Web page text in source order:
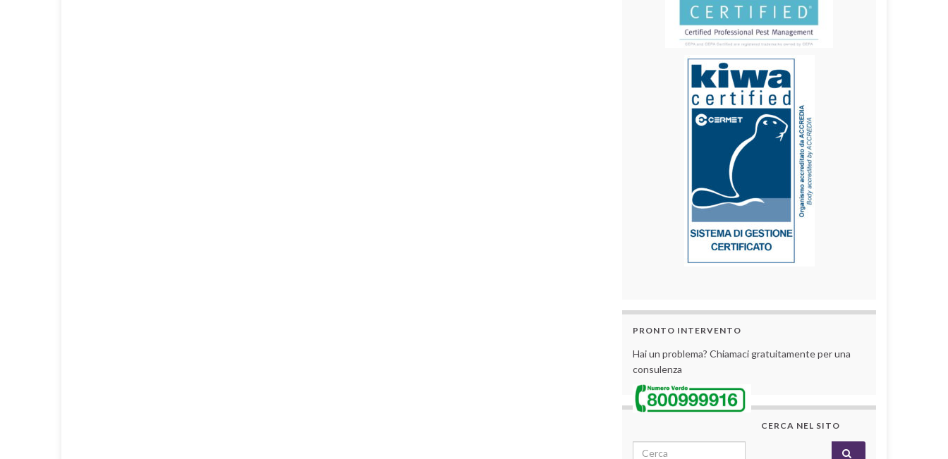
PRONTO INTERVENTO
Hai un problema? Chiamaci gratuitamente per una
consulenza
CERCA NEL SITO
Search for: